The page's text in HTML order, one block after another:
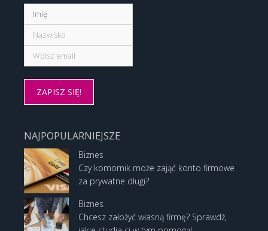
NAJPOPULARNIEJSZE
Biznes
Czy komornik może zająć konto firmowe
za prywatne długi?
Biznes
Chcesz założyć własną firmę? Sprawdź,